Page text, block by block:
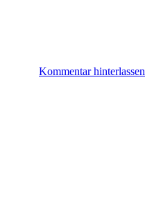
Kommentar hinterlassen